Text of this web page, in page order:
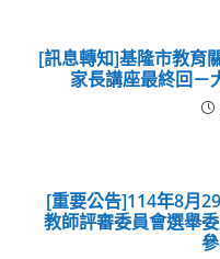
[訊息轉知]基隆市教育
家長講座最終回－
[重要公告]114年8月
教師評審委員會選舉